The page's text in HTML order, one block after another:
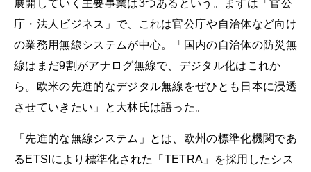
展開していく主要事業は3つあるという。まずは「官公
庁・法人ビジネス」で、これは官公庁や自治体など向け
の業務用無線システムが中心。「国内の自治体の防災無
線はまだ9割がアナログ無線で、デジタル化はこれか
ら。欧米の先進的なデジタル無線をぜひとも日本に浸透
させていきたい」と大林氏は語った。
「先進的な無線システム」とは、欧州の標準化機関であ
るETSIにより標準化された「TETRA」を採用したシス